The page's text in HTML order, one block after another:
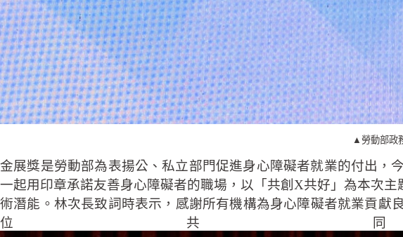
▲勞動部政
金展獎是勞動部為表揚公、私立部門促進身心障礙者就業的付出，
一起用印章承諾友善身心障礙者的職場，以「共創X共好」為本次
術潛能。林次長致詞時表示，感謝所有機構為身心障礙者就業貢
位共